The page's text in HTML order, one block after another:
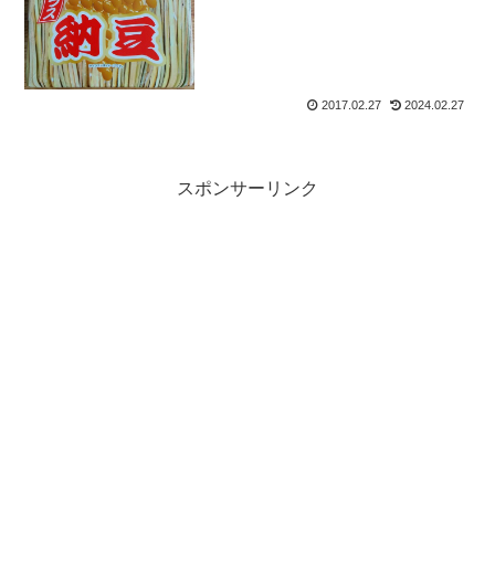
2017.02.27 2024.02.27
スポンサーリンク